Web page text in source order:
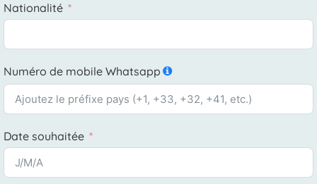
Nationalité
Numéro de mobile Whatsapp
Date souhaitée